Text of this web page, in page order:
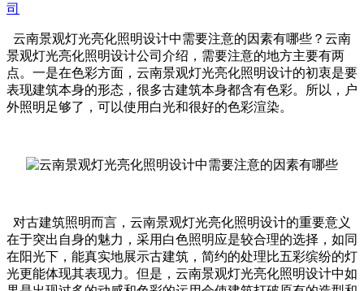
司
云南景观灯光亮化照明设计中需要注意的因素有哪些？云南
景观灯光亮化照明设计公司介绍，需要注意的地方主要有两
点。一是在色彩方面，云南景观灯光亮化照明设计的初衷是要
表现建筑本身的形态，很多古建筑本身都含有色彩。所以，户
外照明足够了，可以使用白光和很好的色彩渲染。
对古建筑照明而言，云南景观灯光亮化照明设计的重要意义
在于突出自身的魅力，采用白色照明应是较合理的选择，如同
在阳光下，能真实地展示古建筑，简约的处理比五彩缤纷的灯
光更能体现其表现力。但是，云南景观灯光亮化照明设计中如